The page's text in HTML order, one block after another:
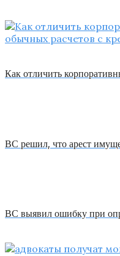
Как отличить
ВС решил, что арест
ВС выявил ошибку при